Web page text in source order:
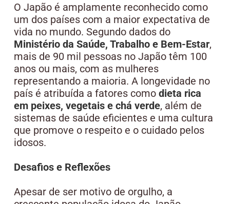
O Japão é amplamente reconhecido como
um dos países com a maior expectativa de
vida no mundo. Segundo dados do
Ministério da Saúde, Trabalho e Bem-Estar,
mais de 90 mil pessoas no Japão têm 100
anos ou mais, com as mulheres
representando a maioria. A longevidade no
país é atribuída a fatores como dieta rica
em peixes, vegetais e chá verde, além de
sistemas de saúde eficientes e uma cultura
que promove o respeito e o cuidado pelos
idosos.
Desafios e Reflexões
Apesar de ser motivo de orgulho, a